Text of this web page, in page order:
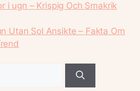
i ugn – Krispig Och Smakrik
Utan Sol Ansikte – Fakta Om